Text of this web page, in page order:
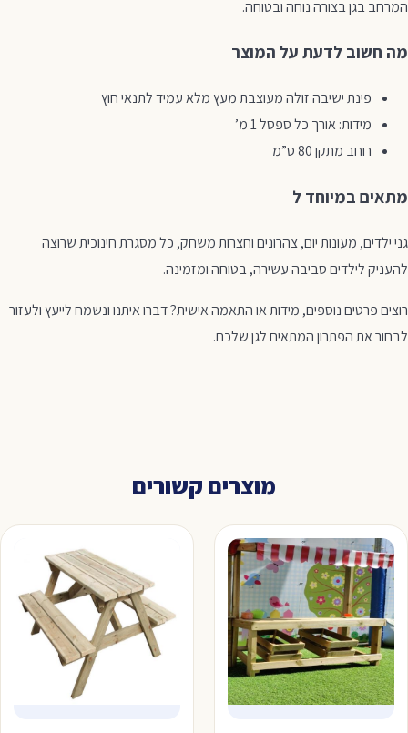
המרחב בגן בצורה נוחה ובטוחה.
מה חשוב לדעת על המוצר
פינת ישיבה זולה מעוצבת מעץ מלא עמיד לתנאי חוץ
מידות: אורך כל ספסל 1 מ’
רוחב מתקן 80 ס”מ
מתאים במיוחד ל
גני ילדים, מעונות יום, צהרונים וחצרות משחק, כל מסגרת חינוכית שרוצה
להעניק לילדים סביבה עשירה, בטוחה ומזמינה.
רוצים פרטים נוספים, מידות או התאמה אישית? דברו איתנו ונשמח לייעץ ולעזור
לבחור את הפתרון המתאים לגן שלכם.
מוצרים קשורים